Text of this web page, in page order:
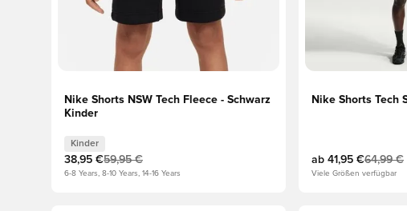
Nike Shorts NSW Tech Fleece - Schwarz
Kinder
Kinder
38,95 €59,95 €
6-8 Years, 8-10 Years, 14-16 Years
Nike Shorts Tech
ab 41,95 €64,99 €
Viele Größen verfügbar